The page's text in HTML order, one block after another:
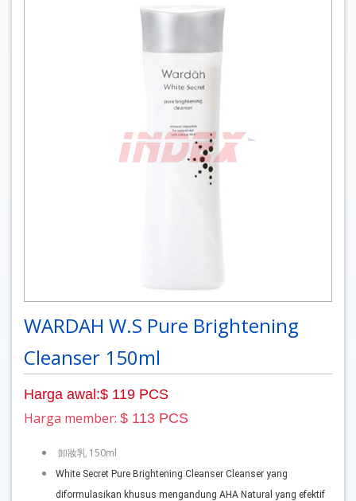
WARDAH W.S Pure Brightening
Cleanser 150ml
Harga awal:$ 119 PCS
Harga member: $ 113 PCS
卸妝乳 150ml
White Secret Pure Brightening Cleanser Cleanser yang
diformulasikan khusus mengandung AHA Natural yang efektif